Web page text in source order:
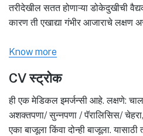
तरीदेखील सतत होणाऱ्या डोकेदुखीची
कारण ती एखाद्या गंभीर आजाराचे लक्षण
Know more
CV स्ट्रोक
ही एक मेडिकल इमर्जन्सी आहे. लक्षणे:
अशक्तपणा/ सुन्नपणा / पॅरालिसिस/ चेहरा,
एका बाजूला किंवा दोन्ही बाजूला.